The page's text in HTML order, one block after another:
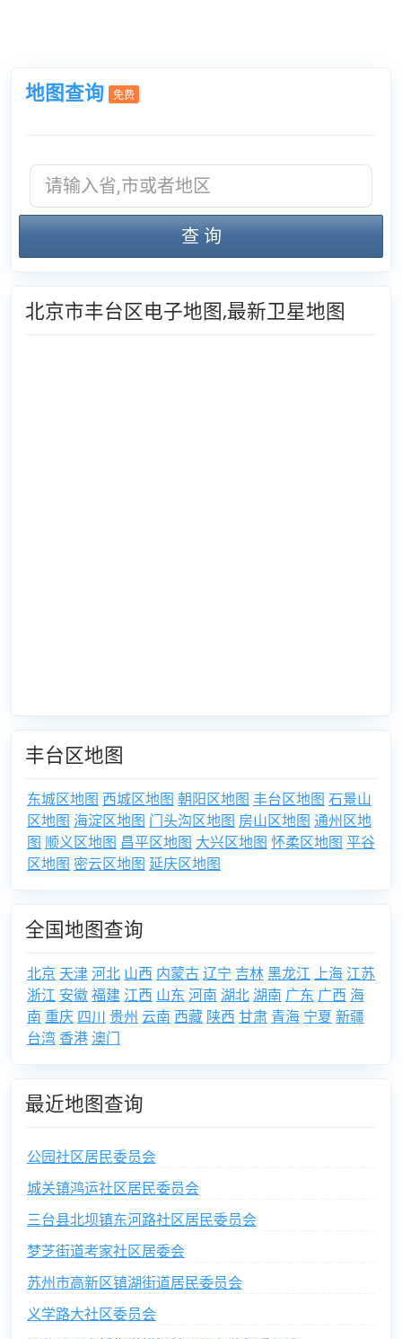
地图查询 免费
查 询
北京市丰台区电子地图,最新卫星地图
丰台区地图
东城区地图 西城区地图 朝阳区地图 丰台区地图 石景山
区地图 海淀区地图 门头沟区地图 房山区地图 通州区地
图 顺义区地图 昌平区地图 大兴区地图 怀柔区地图 平谷
区地图 密云区地图 延庆区地图
全国地图查询
北京 天津河北 山西 内蒙古辽宁 吉林黑龙江 上海 江苏
浙江 安徽福建 江西 山东 河南 湖北湖南 广东 广西 海
南 重庆 四川 贵州 云南 西藏 陕西 甘肃 青海 宁夏 新疆
台湾 香港 澳门
最近地图查询
公园社区居民委员会
城关镇鸿运社区居民委员会
三台县北坝镇东河路社区居民委员会
梦芝街道考家社区居委会
苏州市高新区镇湖街道居民委员会
义学路大社区委员会